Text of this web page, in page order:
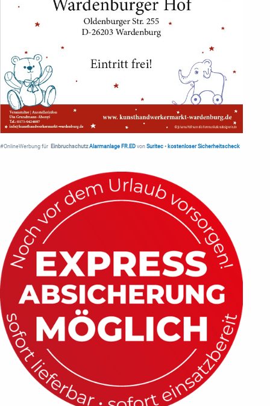
#OnlineWerbung für Einbruchschutz Alarmanlage FR.ED von Suritec • kostenloser Sicherheitscheck